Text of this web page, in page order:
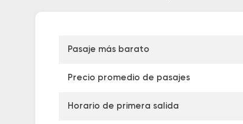
Pasaje más barato
Precio promedio de pasajes
Horario de primera salida